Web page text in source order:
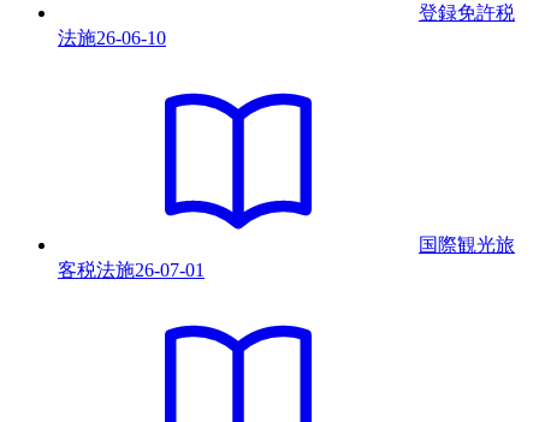
登録免許税
法施26-06-10
国際観光旅
客税法施26-07-01